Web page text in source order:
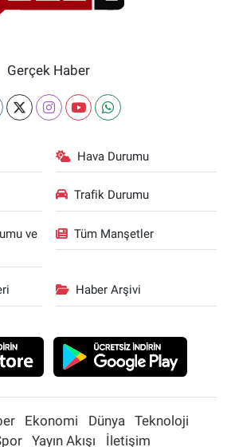
Gerçek Haber
Hava Durumu
Trafik Durumu
ve
Tüm Manşetler
Haber Arşivi
Ekonomi Dünya
Teknoloji
Yayın Akışı İletişim